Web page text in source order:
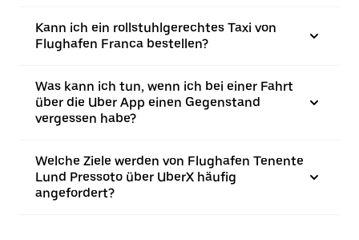
Kann ich ein rollstuhlgerechtes Taxi von
Flughafen Franca bestellen?
Was kann ich tun, wenn ich bei einer Fahrt
über die Uber App einen Gegenstand
vergessen habe?
Welche Ziele werden von Flughafen Tenente
Lund Pressoto über UberX häufig
angefordert?